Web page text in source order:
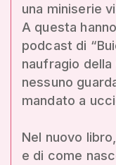
una miniserie
A questa
podcast di
naufragio
nessuno
mandato a
Nel nuovo
e di come